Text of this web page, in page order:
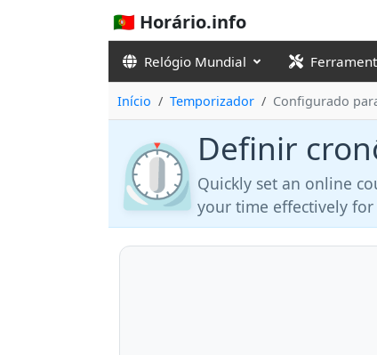
🇵🇹 Horário.info
Relógio Mundial
Início Temporizador Configurado
⏲️ Definir
Quickly set an online
your time effectively